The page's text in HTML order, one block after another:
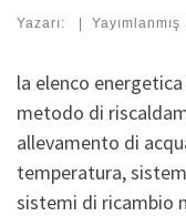
Yazarı: | Yayımlanmış
la elenco
metodo di
allevamento di
temperatura,
sistemi di ricambio